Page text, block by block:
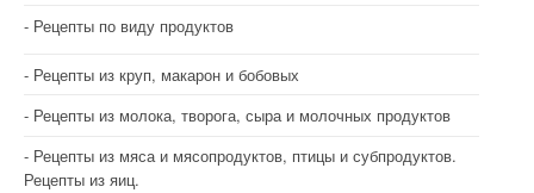
Рецепты по виду продуктов
Рецепты из круп, макарон и бобовых
Рецепты из молока, творога, сыра и молочных продуктов
Рецепты из мяса и мясопродуктов, птицы и субпродуктов.
Рецепты из яиц.